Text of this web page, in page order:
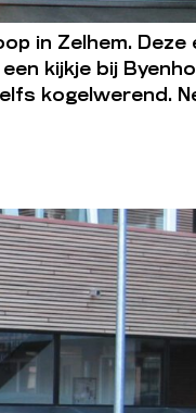
in Zelhem.
kijkje bij
kogelwerend.